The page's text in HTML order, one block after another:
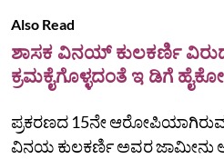
Also Read
ಶಾಸಕ ವಿನಯ್‌ ಕುಲಕರ್ಣಿ
ಕ್ರಮಕೈಗೊಳ್ಳದಂತೆ ಇ ಡಿಗೆ
ಪ್ರಕರಣದ 15ನೇ ಆರೋಪಿಯಾಗಿರುವ
ವಿನಯ ಕುಲಕರ್ಣಿ ಅವರ ಜಾಮೀನು